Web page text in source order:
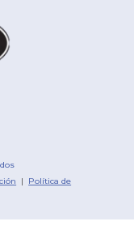
| Política de